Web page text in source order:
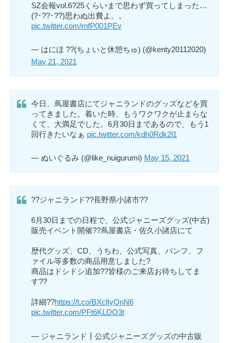
SZ会報vol.6?25くらいまで思わず買ってしまった…
(?･??･??)思わぬ出費よ。。
pic.twitter.com/rnfP001PEv
— はにほ ??(ちょいと休憩ちゅ) (@kenty20112020)
May 21, 2021
今日、蔦屋書店にてジャニランドのグッズなどを買
ってきました。着いた時、もうワクワクが止まらな
くて、大満足でした。6月30日まであるので、もう1
回行きたいなぁ pic.twitter.com/kdh0Rdk2l1
— ぬいぐるみ (@like_nuigurumi) May 15, 2021
??ジャニランド??長野県小諸市??
6月30日までの日程で、公式ジャニーズグッズ(中古)
販売イベント開催??蔦屋書店・佐久小諸店にて
歴代グッズ、CD、うちわ、公式写真、パンフ、フ
ァイル等多数の商品用意しました?
商品はドシドシ追加??皆様のご来店お待ちしてま
す??
詳細??https://t.co/BXclIyQnN6
pic.twitter.com/PFt6KLDO3t
— ジャニランド┃公式ジャニーズグッズの中古販